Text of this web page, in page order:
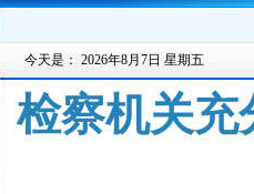
今天是： 2026年8月7日 星期五
检察机关充